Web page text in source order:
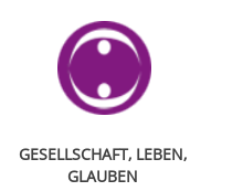
GESELLSCHAFT, LEBEN,
GLAUBEN